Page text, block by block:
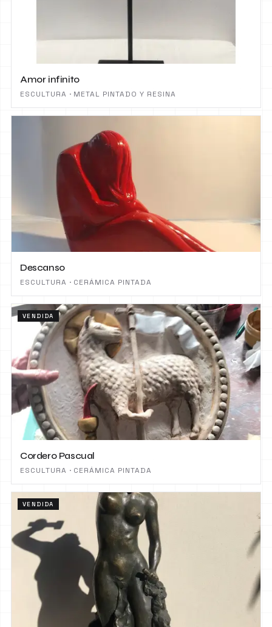
Amor infinito
ESCULTURA · METAL PINTADO Y RESINA
Descanso
ESCULTURA · CERÁMICA PINTADA
VENDIDA
Cordero Pascual
ESCULTURA · CERÁMICA PINTADA
VENDIDA